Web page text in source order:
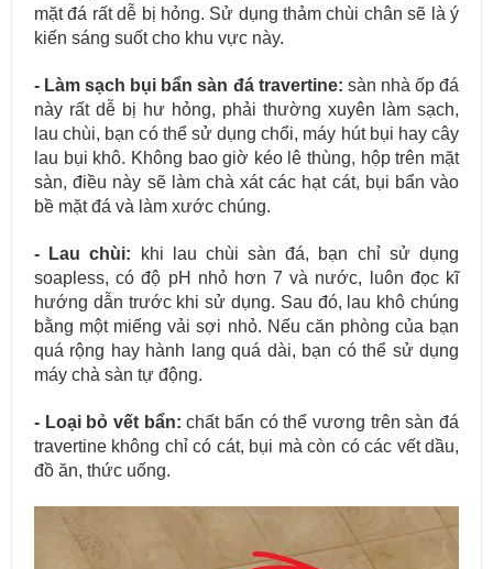
mặt đá rất dễ bị hỏng. Sử dụng thảm chùi chân sẽ là ý
kiến sáng suốt cho khu vực này.
- Làm sạch bụi bẩn sàn đá travertine: sàn nhà ốp đá
này rất dễ bị hư hỏng, phải thường xuyên làm sạch,
lau chùi, bạn có thể sử dụng chổi, máy hút bụi hay cây
lau bụi khô. Không bao giờ kéo lê thùng, hộp trên mặt
sàn, điều này sẽ làm chà xát các hạt cát, bụi bẩn vào
bề mặt đá và làm xước chúng.
- Lau chùi: khi lau chùi sàn đá, bạn chỉ sử dụng
soapless, có độ pH nhỏ hơn 7 và nước, luôn đọc kĩ
hướng dẫn trước khi sử dụng. Sau đó, lau khô chúng
bằng một miếng vải sợi nhỏ. Nếu căn phòng của bạn
quá rộng hay hành lang quá dài, bạn có thể sử dụng
máy chà sàn tự động.
- Loại bỏ vết bẩn: chất bẩn có thể vương trên sàn đá
travertine không chỉ có cát, bụi mà còn có các vết dầu,
đồ ăn, thức uống.